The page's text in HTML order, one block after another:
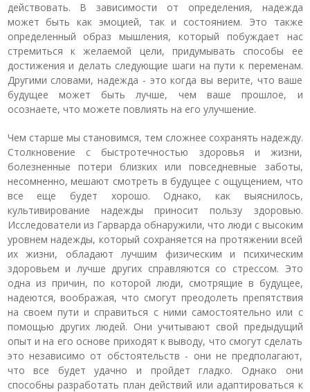
действовать. В зависимости от определения, надежда
может быть как эмоцией, так и состоянием. Это также
определенный образ мышления, который побуждает нас
стремиться к желаемой цели, придумывать способы ее
достижения и делать следующие шаги на пути к переменам.
Другими словами, надежда - это когда вы верите, что ваше
будущее может быть лучше, чем ваше прошлое, и
осознаете, что можете повлиять на его улучшение.
Чем старше мы становимся, тем сложнее сохранять надежду.
Столкновение с быстротечностью здоровья и жизни,
болезненные потери близких или повседневные заботы,
несомненно, мешают смотреть в будущее с ощущением, что
все еще будет хорошо. Однако, как выяснилось,
культивирование надежды приносит пользу здоровью.
Исследователи из Гарварда обнаружили, что люди с высоким
уровнем надежды, который сохраняется на протяжении всей
их жизни, обладают лучшим физическим и психическим
здоровьем и лучше других справляются со стрессом. Это
одна из причин, по которой люди, смотрящие в будущее,
надеются, воображая, что смогут преодолеть препятствия
на своем пути и справиться с ними самостоятельно или с
помощью других людей. Они учитывают свой предыдущий
опыт и на его основе приходят к выводу, что смогут сделать
это независимо от обстоятельств - они не предполагают,
что все будет удачно и пройдет гладко. Однако они
способны разработать план действий или адаптироваться к